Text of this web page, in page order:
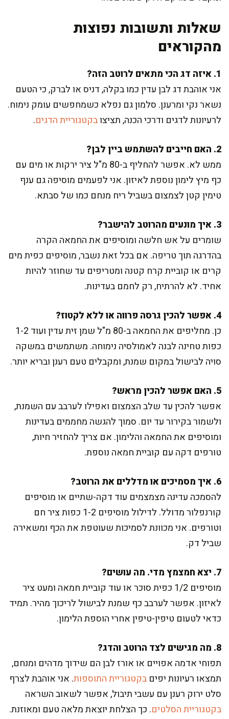
שאלות ותשובות נפוצות
מהקוראים
1. איזה דג הכי מתאים לרוטב הזה?
אני אוהבת דג לבן עדין כמו בקלה, דניס או לברק, כי הטעם
נשאר נקי ומרענן. סלמון גם נפלא כשמחפשים עומק נימוח.
לרעיונות לדגים ודרכי הכנה, תציצובקטגוריית הדגים.
2. האם חייבים להשתמש ביין לבן?
ממש לא. אפשר להחליף ב-80 מ"ל ציר ירקות או מים עם
כף מיץ לימון נוספת לאיזון. אני לפעמים מוסיפה גם ענף
טימין קטן לצמצום בשביל ריח מנחם כמו של סבתא.
3. איך מונעים מהרוטב להישבר?
שומרים על אש חלשה ומוסיפים את החמאה הקרה
בהדרגה תוך טריפה. אם בכל זאת נשבר, מוסיפים כפית מים
קרים או קוביית קרח קטנה ומטריפים עד שחוזר להיות
אחיד. לא להרתיח, רק לחמם בעדינות.
4. אפשר להכין גרסה פרווה או ללא לקטוז?
כן. מחליפים את החמאה ב-80 מ"ל שמן זית עדין ועוד 1-2
כפות טחינה לבנה לאמולסיה נימוחה. משתמשים במשקה
סויה לבישול במקום שמנת, ומקבלים טעם רענן ובריא יותר.
5. האם אפשר להכין מראש?
אפשר להכין עד שלב הצמצום ואפילו לערבב עם השמנת,
ולשמור בקירור עד יום. סמוך להגשה מחממים בעדינות
ומוסיפים את החמאה והלימון. אם צריך להחזיר חיות,
טורפים דקה עם קוביית חמאה נוספת.
6. איך מסמיכים או מדללים את הרוטב?
להסמכה עדינה מצמצמים עוד דקה-שתיים או מוסיפים
קורנפלור מדולל. לדילול מוסיפים 1-2 כפות ציר חם
וטורפים. אני מכוונת לסמיכות שעוטפת את הכף ומשאירה
שביל דק.
7. יצא חמצמץ מדי. מה עושים?
מוסיפים 1/2 כפית סוכר או עוד קוביית חמאה ומעט ציר
לאיזון. אפשר לערבב כף שמנת לבישול לריכוך מהיר. תמיד
כדאי לטעום טיפין-טיפין אחרי הוספת הלימון.
8. מה מגישים לצד הרוטב והדג?
תפוחי אדמה אפויים או אורז לבן הם שידוך מדהים ומנחם,
תמצאו רעיונות יפים בקטגוריית התוספות. אני אוהבת לצרף
סלט ירוק רענן עם עשבי תיבול, אפשר לשאוב השראה
בקטגוריית הסלטים. כך הצלחת יוצאת מלאה טעם ומאוזנת.